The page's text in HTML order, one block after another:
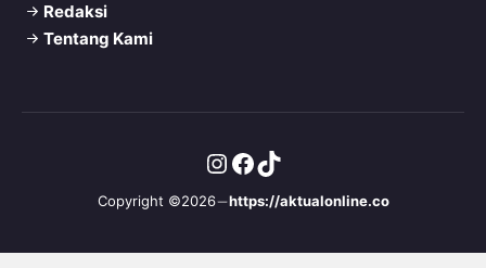
Redaksi
Tentang Kami
Copyright ©2026 https://aktualonline.co
Instagram
Facebook
TikTok